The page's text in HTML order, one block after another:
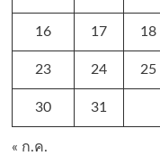
16 17 18
23 24 25
30 31
« ก.ค.